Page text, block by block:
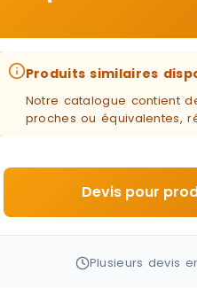
Produits similaires
Notre catalogue contient
proches ou équivalentes,
Devis pour
Plusieurs devis